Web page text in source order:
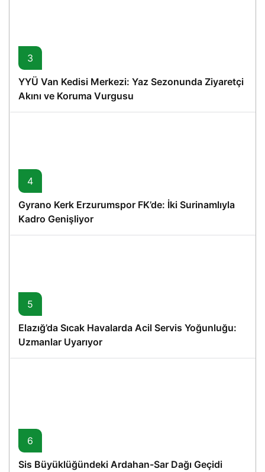
3
YYÜ Van Kedisi Merkezi: Yaz Sezonunda Ziyaretçi
Akını ve Koruma Vurgusu
4
Gyrano Kerk Erzurumspor FK’de: İki Surinamlıyla
Kadro Genişliyor
5
Elazığ’da Sıcak Havalarda Acil Servis Yoğunluğu:
Uzmanlar Uyarıyor
6
Sis Büyüklüğündeki Ardahan-Sar Dağı Geçidi